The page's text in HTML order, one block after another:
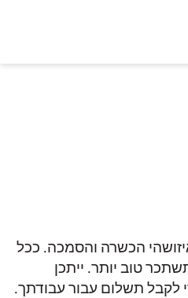
הכשרה והסמכה. ככל
טוב יותר. ייתכן
לקבל תשלום עבור עבודתך.